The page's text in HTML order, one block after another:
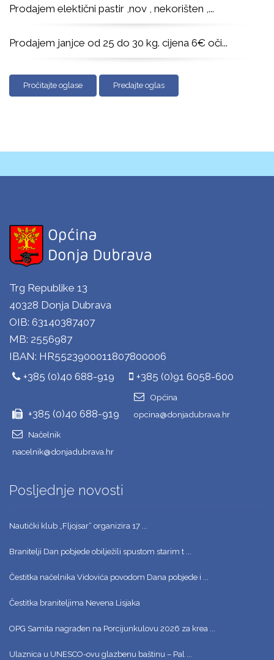
Prodajem elektični pastir ,nov , nekorišten ,...
Prodajem janjce od 25 do 30 kg. cijena 6€ oči...
Pročitajte oglase Predajte oglas
Trg Republike 13
40328 Donja Dubrava
OIB: 63140387407
MB: 2556987
IBAN: HR5523900011807800006
+385 (0)40 688-919
+385 (0)91 6058-600
+385 (0)40 688-919
Općina
opcina@donjadubrava.hr
Načelnik
nacelnik@donjadubrava.hr
Posljednje novosti
Nautički klub „Fljojsar“ organizira 17 ...
Branitelji Dan pobjede obilježili spustom starim t ...
Čestitka načelnika Vidovića povodom Dana pobjede i ...
Čestitka braniteljima Nevena Lisjaka
OPG Samita nagrađen na Porcijunkulovu 2026 za krea ...
Ulaznica u UNESCO-ovu glazbenu baštinu – Pal ...